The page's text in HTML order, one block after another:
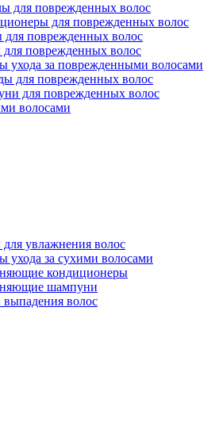
для поврежденных волос
для поврежденных волос
поврежденных волос
поврежденных волос
ухода за поврежденными волосами
для поврежденных волос
для поврежденных волос
волосами
увлажнения волос
ухода за сухими волосами
кондиционеры
шампуни
выпадения волос